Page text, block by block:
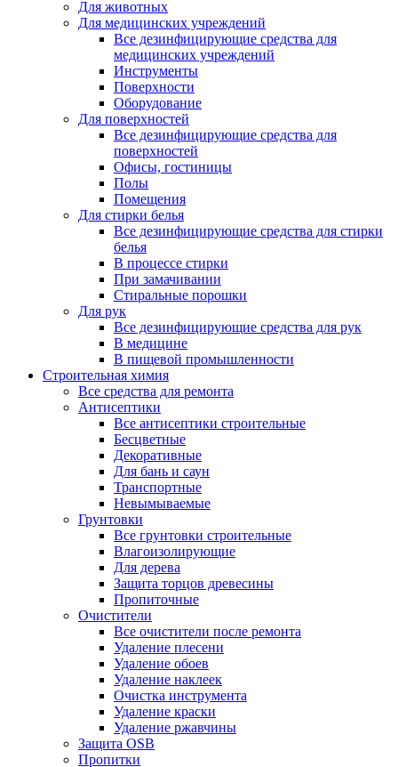
Для животных
Для медицинских учреждений
Все дезинфицирующие средства для
медицинских учреждений
Инструменты
Поверхности
Оборудование
Для поверхностей
Все дезинфицирующие средства для
поверхностей
Офисы, гостиницы
Полы
Помещения
Для стирки белья
Все дезинфицирующие средства для стирки
белья
В процессе стирки
При замачивании
Стиральные порошки
Для рук
Все дезинфицирующие средства для рук
В медицине
В пищевой промышленности
Строительная химия
Все средства для ремонта
Антисептики
Все антисептики строительные
Бесцветные
Декоративные
Для бань и саун
Транспортные
Невымываемые
Грунтовки
Все грунтовки строительные
Влагоизолирующие
Для дерева
Защита торцов древесины
Пропиточные
Очистители
Все очистители после ремонта
Удаление плесени
Удаление обоев
Удаление наклеек
Очистка инструмента
Удаление краски
Удаление ржавчины
Защита OSB
Пропитки